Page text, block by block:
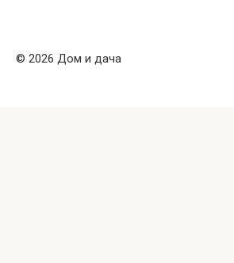
© 2026 Дом и дача